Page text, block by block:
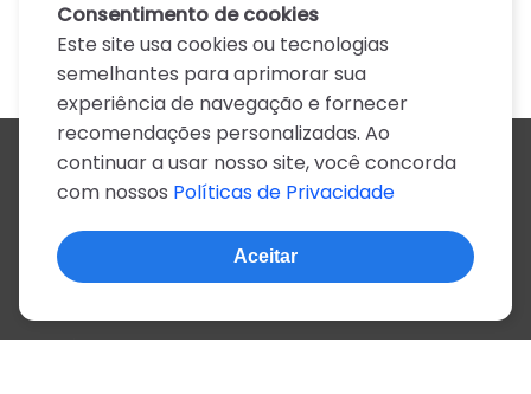
Todos os artistas
A
B C D E F G H I J
N
O P Q R S T U V W X
Z
0-9
© 2022, mais de 2 milhões de cifras e letras
Consentimento de cookies
Este site usa cookies ou tecnologias
semelhantes para aprimorar sua
experiência de navegação e fornecer
recomendações personalizadas. Ao
continuar a usar nosso site, você concorda
com nossos Políticas de Privacidade
Aceitar